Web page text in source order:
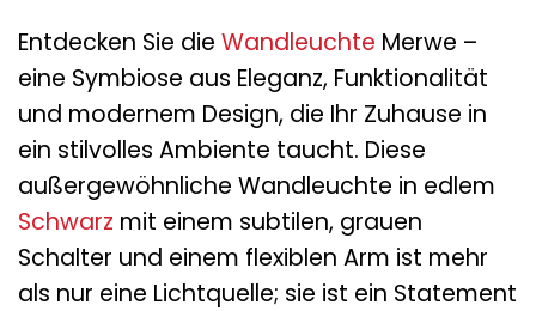
Entdecken Sie die Wandleuchte Merwe –
eine Symbiose aus Eleganz, Funktionalität
und modernem Design, die Ihr Zuhause in
ein stilvolles Ambiente taucht. Diese
außergewöhnliche Wandleuchte in edlem
Schwarz mit einem subtilen, grauen
Schalter und einem flexiblen Arm ist mehr
als nur eine Lichtquelle; sie ist ein Statement